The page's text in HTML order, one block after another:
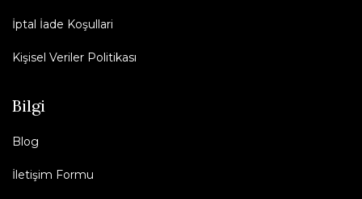
İptal İade Koşullari
Kişisel Veriler Politikası
Bilgi
Blog
İletişim Formu